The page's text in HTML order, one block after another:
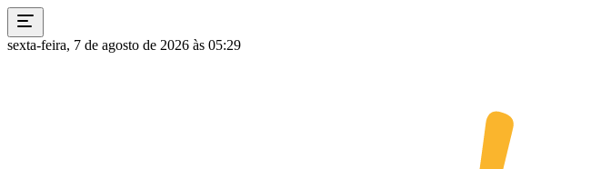
sexta-feira, 7 de agosto de 2026 às 05:29